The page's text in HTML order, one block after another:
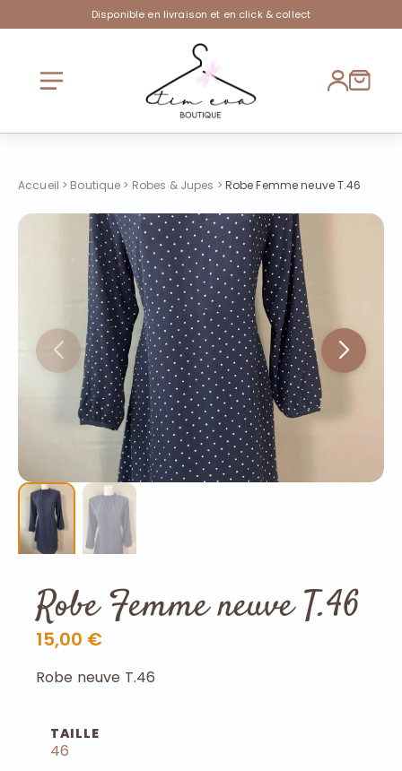
Disponible en livraison et en click & collect
Accueil > Boutique > Robes & Jupes > Robe Femme neuve T.46
Robe Femme neuve T.46
15,00 €
Robe neuve T.46
TAILLE
46